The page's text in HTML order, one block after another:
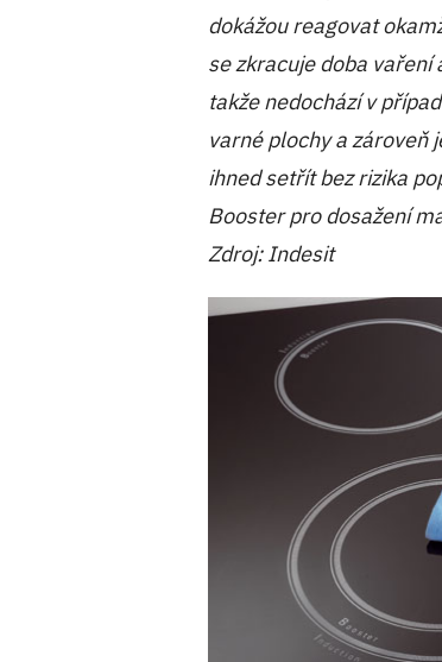
dokážou reagovat
se zkracuje doba vaření
takže nedochází v
varné plochy a zároveň
ihned setřít bez rizika
Booster pro dosažení
Zdroj: Indesit